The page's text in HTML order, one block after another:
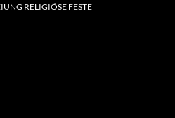
RELIGIÖSE FESTE